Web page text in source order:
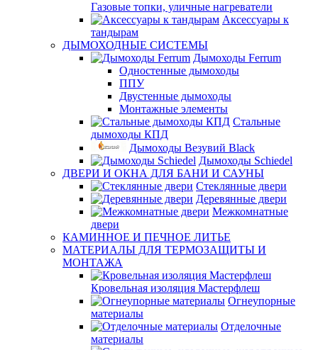
Газовые топки, уличные нагреватели
Аксессуары к
тандырам
ДЫМОХОДНЫЕ СИСТЕМЫ
Дымоходы Ferrum
Одностенные дымоходы
ППУ
Двустенные дымоходы
Монтажные элементы
Стальные
дымоходы КПД
Дымоходы Везувий Black
Дымоходы Schiedel
ДВЕРИ И ОКНА ДЛЯ БАНИ И САУНЫ
Стеклянные двери
Деревянные двери
Межкомнатные
двери
КАМИННОЕ И ПЕЧНОЕ ЛИТЬЕ
МАТЕРИАЛЫ ДЛЯ ТЕРМОЗАЩИТЫ И
МОНТАЖА
Кровельная изоляция Мастерфлеш
Огнеупорные
материалы
Отделочные
материалы